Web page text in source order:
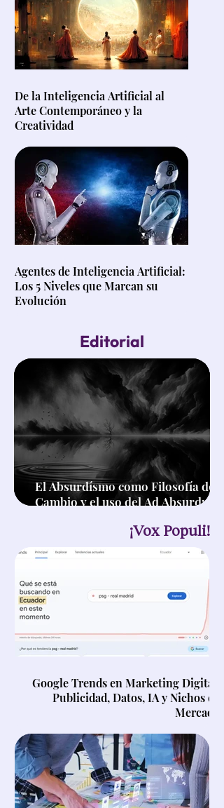
De la Inteligencia Artificial al
Arte Contemporáneo y la
Creatividad
Agentes de Inteligencia Artificial:
Los 5 Niveles que Marcan su
Evolución
Editorial
El Absurdísmo como Filosofía de
Cambio y el uso del Ad Absurdum
¡Vox Populi!
Google Trends en Marketing Digital,
Publicidad, Datos, IA y Nichos de
Mercado